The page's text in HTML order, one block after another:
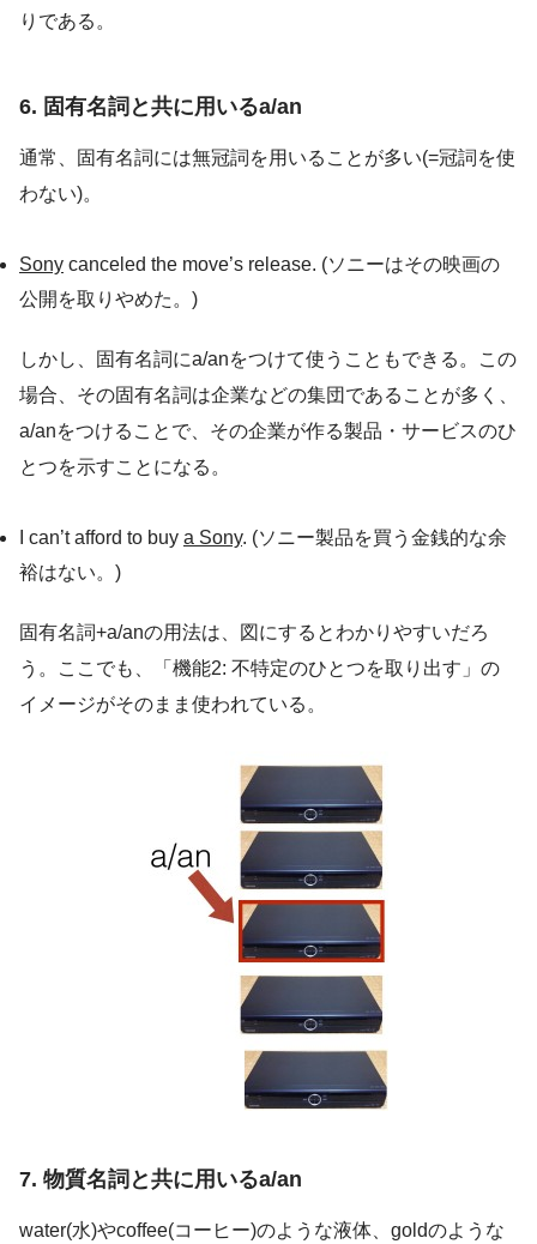
りである。
6. 固有名詞と共に用いるa/an
通常、固有名詞には無冠詞を用いることが多い(=冠詞を使
わない)。
Sony canceled the move’s release. (ソニーはその映画の
公開を取りやめた。)
しかし、固有名詞にa/anをつけて使うこともできる。この
場合、その固有名詞は企業などの集団であることが多く、
a/anをつけることで、その企業が作る製品・サービスのひ
とつを示すことになる。
I can’t afford to buy a Sony. (ソニー製品を買う金銭的な余
裕はない。)
固有名詞+a/anの用法は、図にするとわかりやすいだろ
う。ここでも、「機能2: 不特定のひとつを取り出す」の
イメージがそのまま使われている。
7. 物質名詞と共に用いるa/an
water(水)やcoffee(コーヒー)のような液体、goldのような